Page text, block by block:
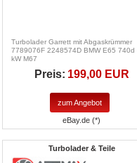
Turbolader Garrett mit Abgaskrümmer
7789076F 2248574D BMW E65 740d
kW M67
Preis: 199,00 EUR
zum Angebot
eBay.de (*)
Turbolader & Teile